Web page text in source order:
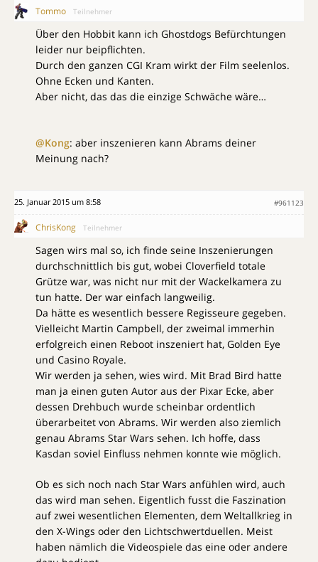
Tommo Teilnehmer
Über den Hobbit kann ich Ghostdogs Befürchtungen
leider nur beipflichten.
Durch den ganzen CGI Kram wirkt der Film seelenlos.
Ohne Ecken und Kanten.
Aber nicht, das das die einzige Schwäche wäre…
@Kong: aber inszenieren kann Abrams deiner
Meinung nach?
25. Januar 2015 um 8:58 #961123
ChrisKong Teilnehmer
Sagen wirs mal so, ich finde seine Inszenierungen
durchschnittlich bis gut, wobei Cloverfield totale
Grütze war, was nicht nur mit der Wackelkamera zu
tun hatte. Der war einfach langweilig.
Da hätte es wesentlich bessere Regisseure gegeben.
Vielleicht Martin Campbell, der zweimal immerhin
erfolgreich einen Reboot inszeniert hat, Golden Eye
und Casino Royale.
Wir werden ja sehen, wies wird. Mit Brad Bird hatte
man ja einen guten Autor aus der Pixar Ecke, aber
dessen Drehbuch wurde scheinbar ordentlich
überarbeitet von Abrams. Wir werden also ziemlich
genau Abrams Star Wars sehen. Ich hoffe, dass
Kasdan soviel Einfluss nehmen konnte wie möglich.
Ob es sich noch nach Star Wars anfühlen wird, auch
das wird man sehen. Eigentlich fusst die Faszination
auf zwei wesentlichen Elementen, dem Weltallkrieg in
den X-Wings oder den Lichtschwertduellen. Meist
haben nämlich die Videospiele das eine oder andere